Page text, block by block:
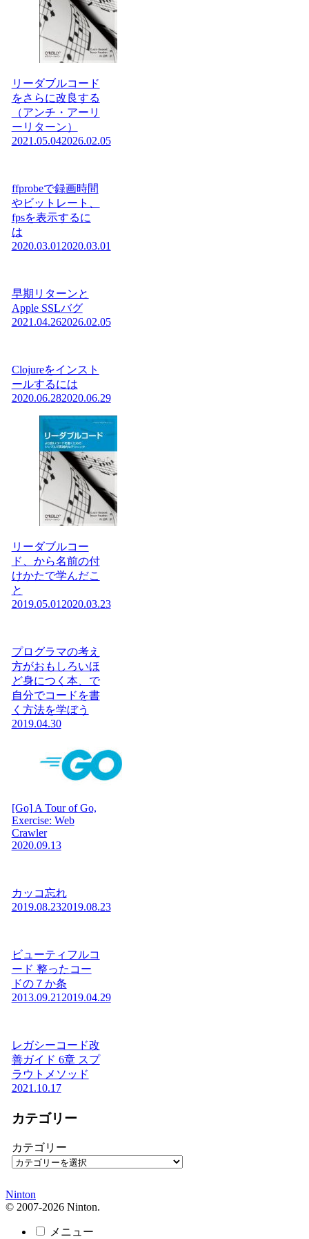
リーダブルコード
をさらに改良する
（アンチ・アーリ
ーリターン）
2021.05.042026.02.05
ffprobeで録画時間
やビットレート、
fpsを表示するに
は
2020.03.01 2020.03.01
早期リターンと
Apple SSLバグ
2021.04.262026.02.05
Clojureをインスト
ールするには
2020.06.282020.06.29
リーダブルコー
ド、から名前の付
けかたで学んだこ
と
2019.05.01 2020.03.23
プログラマの考え
方がおもしろいほ
ど身につく本、で
自分でコードを書
く方法を学ぼう
2019.04.30
[Go] A Tour of Go,
Exercise: Web
Crawler
2020.09.13
カッコ忘れ
2019.08.232019.08.23
ビューティフルコ
ード 整ったコー
ドの７か条
2013.09.21 2019.04.29
レガシーコード改
善ガイド 6章 スプ
ラウトメソッド
2021.10.17
カテゴリー
カテゴリー
Ninton
© 2007-2026 Ninton.
メニュー